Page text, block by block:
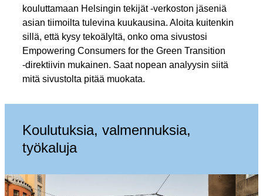
kouluttamaan Helsingin tekijät -verkoston jäseniä
asian tiimoilta tulevina kuukausina. Aloita kuitenkin
sillä, että kysy tekoälyltä, onko oma sivustosi
Empowering Consumers for the Green Transition
‑direktiivin mukainen. Saat nopean analyysin siitä
mitä sivustolta pitää muokata.
Koulutuksia, valmennuksia,
työkaluja